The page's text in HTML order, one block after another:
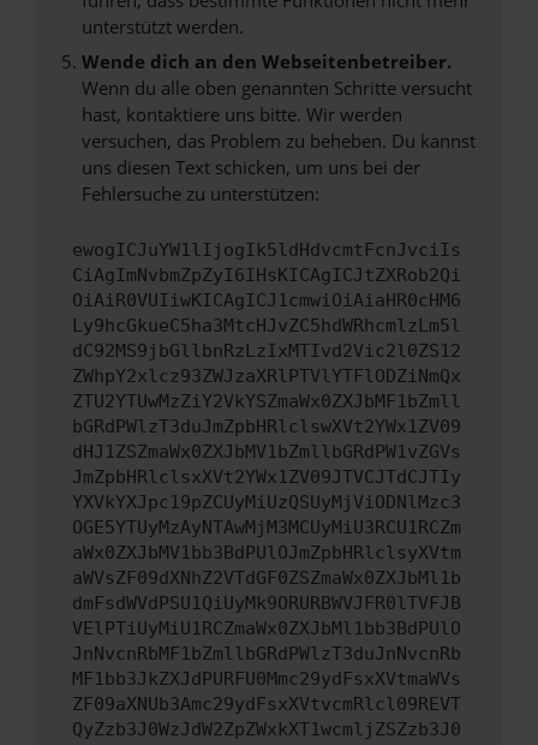
unterstützt werden.
Wende dich an den Webseitenbetreiber.
Wenn du alle oben genannten Schritte versucht
hast, kontaktiere uns bitte. Wir werden
versuchen, das Problem zu beheben. Du kannst
uns diesen Text schicken, um uns bei der
Fehlersuche zu unterstützen:
ewogICJuYW1lIjogIk5ldHdvcmtFcnJvciIs
CiAgImNvbmZpZyI6IHsKICAgICJtZXRob2Qi
OiAiR0VUIiwKICAgICJ1cmwiOiAiaHR0cHM6
Ly9hcGkueC5ha3MtcHJvZC5hdWRhcmlzLm5l
dC92MS9jbGllbnRzLzIxMTIvd2Vic2l0ZS12
ZWhpY2xlcz93ZWJzaXRlPTVlYTFlODZiNmQx
ZTU2YTUwMzZiY2VkYSZmaWx0ZXJbMF1bZmll
bGRdPWlzT3duJmZpbHRlclswXVt2YWx1ZV09
dHJ1ZSZmaWx0ZXJbMV1bZmllbGRdPW1vZGVs
JmZpbHRlclsxXVt2YWx1ZV09JTVCJTdCJTIy
YXVkYXJpc19pZCUyMiUzQSUyMjViODNlMzc3
OGE5YTUyMzAyNTAwMjM3MCUyMiU3RCU1RCZm
aWx0ZXJbMV1bb3BdPUlOJmZpbHRlclsyXVtm
aWVsZF09dXNhZ2VTdGF0ZSZmaWx0ZXJbMl1b
dmFsdWVdPSU1QiUyMk9ORURBWVJFR0lTVFJB
VElPTiUyMiU1RCZmaWx0ZXJbMl1bb3BdPUlO
JnNvcnRbMF1bZmllbGRdPWlzT3duJnNvcnRb
MF1bb3JkZXJdPURFU0Mmc29ydFsxXVtmaWVs
ZF09aXNUb3Amc29ydFsxXVtvcmRlcl09REVT
QyZzb3J0WzJdW2ZpZWxkXT1wcmljZSZzb3J0